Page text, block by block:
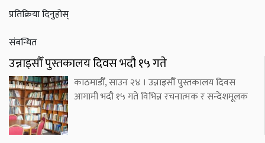
प्रतिक्रिया दिनुहोस्
संबन्धित
उन्नाइसौँ पुस्तकालय दिवस भदौ १५ गते
काठमाडौँ, साउन २४ । उन्नाइसौँ पुस्तकालय दिवस
आगामी भदौ १५ गते विभिन्न रचनात्मक र सन्देशमूलक